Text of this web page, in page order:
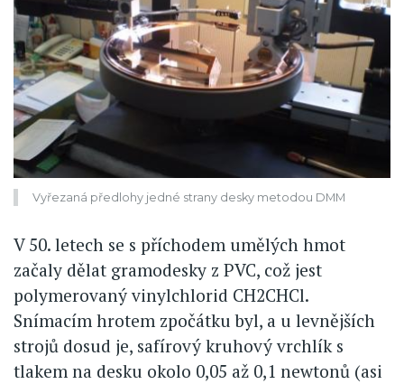
Vyřezaná předlohy jedné strany desky metodou DMM
V 50. letech se s příchodem umělých hmot
začaly dělat gramodesky z PVC, což jest
polymerovaný vinylchlorid CH2CHCl.
Snímacím hrotem zpočátku byl, a u levnějších
strojů dosud je, safírový kruhový vrchlík s
tlakem na desku okolo 0,05 až 0,1 newtonů (asi